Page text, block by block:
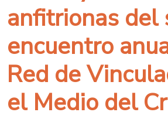
anfitrionas del
encuentro
Red de
el Medio del